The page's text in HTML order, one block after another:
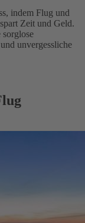
indem Flug und
Zeit und Geld.
sorglose
unvergessliche